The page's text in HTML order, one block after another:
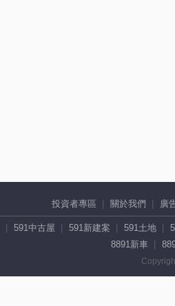
投資者專區 關於我們 廣
591中古屋 591新建案 591土地
8891新車